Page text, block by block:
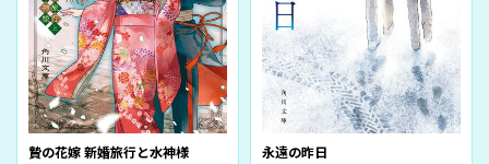
贄の花嫁 新婚旅行と水神様
永遠の昨日